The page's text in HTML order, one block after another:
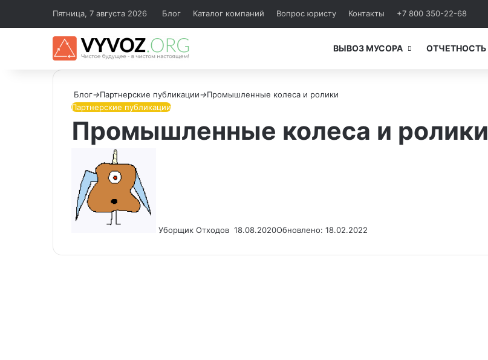
Пятница, 7 августа 2026 Блог Каталог компаний Вопрос юристу Контакты +7 800 350-22-68
ВЫВОЗ МУСОРА ОТЧЕТНОСТЬ
Блог→Партнерские публикации→Промышленные колеса и ролики
Партнерские публикации
Промышленные колеса и ролики
Уборщик Отходов 18.08.2020Обновлено: 18.02.2022